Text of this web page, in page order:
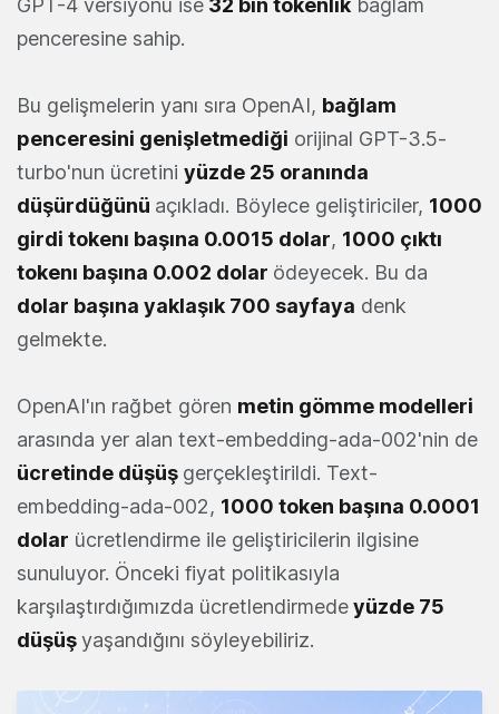
GPT-4 versiyonu ise 32 bin tokenlık bağlam
penceresine sahip.
Bu gelişmelerin yanı sıra OpenAI, bağlam
penceresini genişletmediği orijinal GPT-3.5-
turbo'nun ücretini yüzde 25 oranında
düşürdüğünü açıkladı. Böylece geliştiriciler, 1000
girdi tokenı başına 0.0015 dolar, 1000 çıktı
tokenı başına 0.002 dolar ödeyecek. Bu da
dolar başına yaklaşık 700 sayfaya denk
gelmekte.
OpenAI'ın rağbet gören metin gömme modelleri
arasında yer alan text-embedding-ada-002'nin de
ücretinde düşüş gerçekleştirildi. Text-
embedding-ada-002, 1000 token başına 0.0001
dolar ücretlendirme ile geliştiricilerin ilgisine
sunuluyor. Önceki fiyat politikasıyla
karşılaştırdığımızda ücretlendirmedeyüzde 75
düşüşyaşandığını söyleyebiliriz.